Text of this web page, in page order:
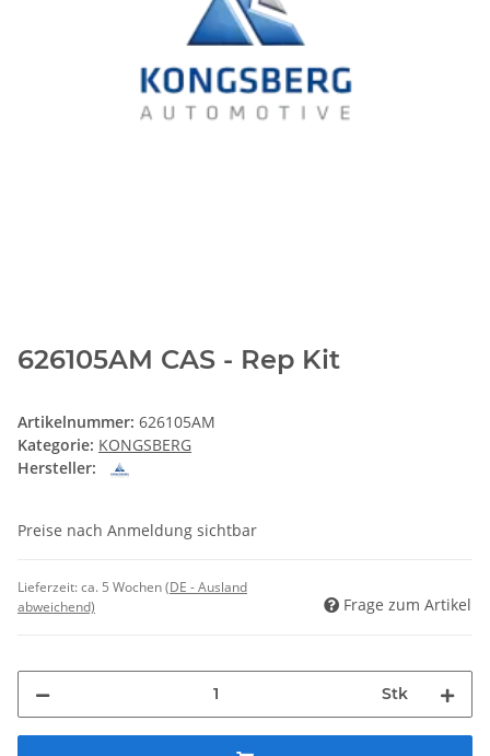
626105AM CAS - Rep Kit
Artikelnummer: 626105AM
Kategorie: KONGSBERG
Hersteller:
Preise nach Anmeldung sichtbar
Lieferzeit:ca. 5 Wochen(DE - Ausland
abweichend)
Frage zum Artikel
Stk